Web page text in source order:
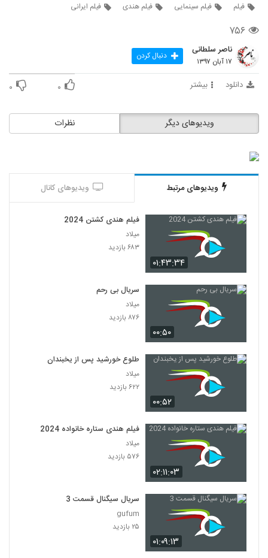
فیلم
فیلم سینمایی فیلم هندی فیلم ایرانی
۷۵۶
ناصر سلطانی
۱۷ آبان ۱۳۹۷ دنبال کردن
دانلود بیشتر ۰ ۰
نظرات ویدیوهای دیگر
ویدیوهای مرتبط ویدیوهای کانال
۰۱:۴۳:۳۴
فیلم هندی کشتن 2024
میلاد
۶۸۳ بازدید
۰۰:۵۰
سریال بی رحم
میلاد
۸۷۶ بازدید
۰۰:۵۲
طلوع خورشید پس از یخبندان
میلاد
۶۲۲ بازدید
۰۲:۱۱:۰۳
فیلم هندی ستاره خانواده 2024
میلاد
۵۷۶ بازدید
۰۱:۰۹:۱۳
سریال سیگنال قسمت 3
gufum
۲۵ بازدید